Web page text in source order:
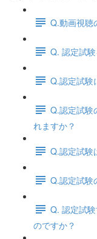
Q.動画視聴
Q. 認定試
Q.認定試験
Q.認定試験
れますか？
Q.認定試験
Q.認定試験
Q. 認定試
のですか？